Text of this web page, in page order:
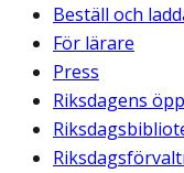
Beställ och
För lärare
Press
Riksdagens